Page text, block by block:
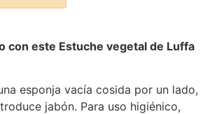
con este Estuche vegetal de Luffa
esponja vacía cosida por un lado,
jabón. Para uso higiénico,